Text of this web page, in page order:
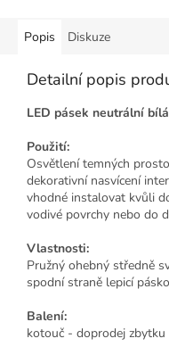
Popis Diskuze
Detailní popis
LED pásek neutrální
Použití:
Osvětlení temných
dekorativní nasvícení
vhodné instalovat kvůli
vodivé povrchy nebo do
Vlastnosti:
Pružný ohebný středně
spodní straně lepicí
Balení:
kotouč - doprodej zbytku